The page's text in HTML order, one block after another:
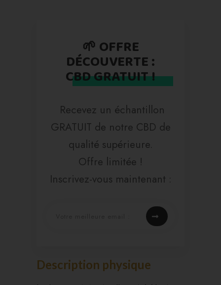
🌱 OFFRE
DÉCOUVERTE :
CBD GRATUIT !
Recevez un échantillon
GRATUIT de notre CBD de
qualité supérieure.
Offre limitée !
Inscrivez-vous maintenant :
Description physique